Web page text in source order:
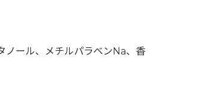
ノール、メチルパラベンNa、香